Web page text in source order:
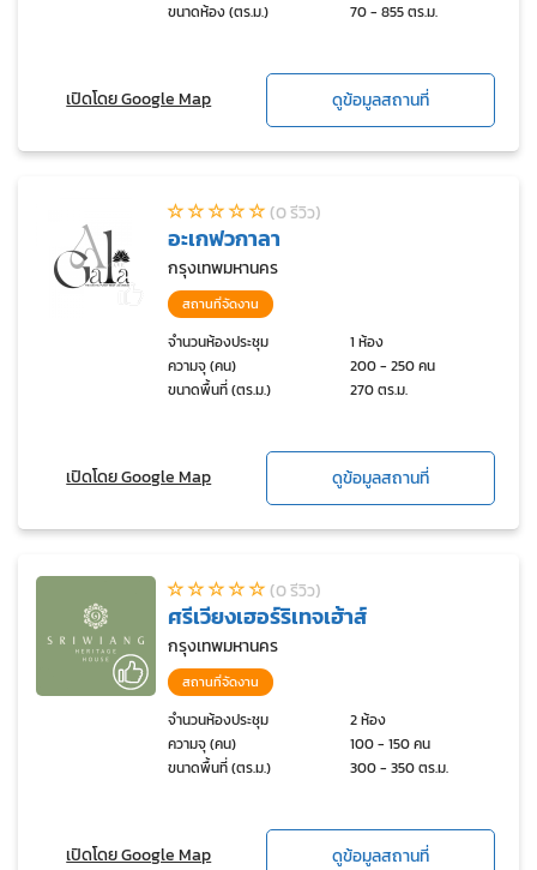
ขนาดห้อง (ตร.ม.)
70 - 855 ตร.ม.
เปิดโดย Google Map ดูข้อมูลสถานที่
(0 รีวิว)
อะเกฟวกาลา
กรุงเทพมหานคร
สถานที่จัดงาน
จำนวนห้องประชุม
1 ห้อง
ความจุ (คน)
200 - 250 คน
ขนาดพื้นที่ (ตร.ม.)
270 ตร.ม.
เปิดโดย Google Map ดูข้อมูลสถานที่
(0 รีวิว)
ศรีเวียงเฮอร์ริเทจเฮ้าส์
กรุงเทพมหานคร
สถานที่จัดงาน
จำนวนห้องประชุม
2 ห้อง
ความจุ (คน)
100 - 150 คน
ขนาดพื้นที่ (ตร.ม.)
300 - 350 ตร.ม.
เปิดโดย Google Map ดูข้อมูลสถานที่